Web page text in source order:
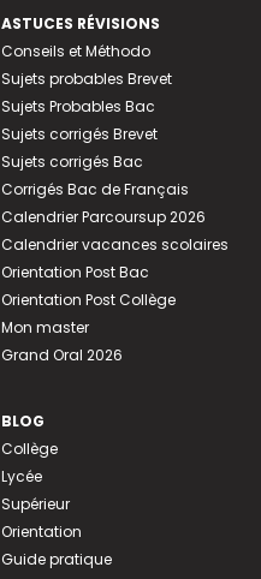
ASTUCES RÉVISIONS
Conseils et Méthodo
Sujets probables Brevet
Sujets Probables Bac
Sujets corrigés Brevet
Sujets corrigés Bac
Corrigés Bac de Français
Calendrier Parcoursup 2026
Calendrier vacances scolaires
Orientation Post Bac
Orientation Post Collège
Mon master
Grand Oral 2026
BLOG
Collège
Lycée
Supérieur
Orientation
Guide pratique